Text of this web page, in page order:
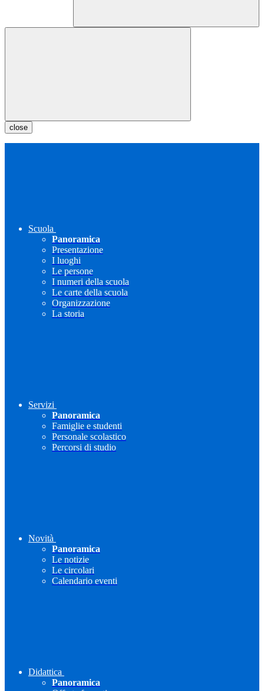
close
Scuola
Panoramica
Presentazione
I luoghi
Le persone
I numeri della scuola
Le carte della scuola
Organizzazione
La storia
Servizi
Panoramica
Famiglie e studenti
Personale scolastico
Percorsi di studio
Novità
Panoramica
Le notizie
Le circolari
Calendario eventi
Didattica
Panoramica